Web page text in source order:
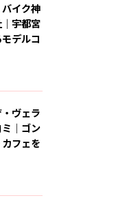
バイク神
宇都宮
デルコ
・ヴェラ
｜ゴン
フェを